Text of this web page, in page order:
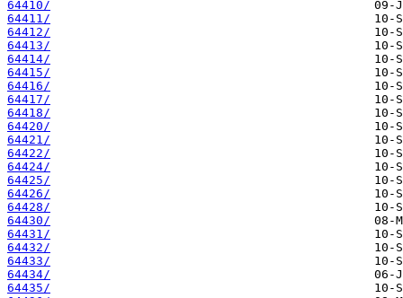
64410/
64411/
64412/
64413/
64414/
64415/
64416/
64417/
64418/
64420/
64421/
64422/
64424/
64425/
64426/
64428/
64430/
64431/
64432/
64433/
64434/
64435/